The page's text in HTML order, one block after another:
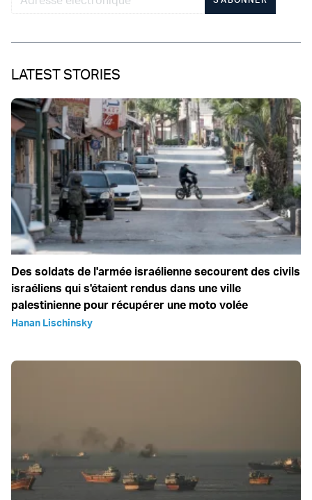
LATEST STORIES
Des soldats de l'armée israélienne secourent des civils
israéliens qui s'étaient rendus dans une ville
palestinienne pour récupérer une moto volée
Hanan Lischinsky